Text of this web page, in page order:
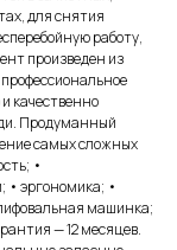
для снятия
работу,
произведен из
качественно
Продуманный
самых сложных
•
• эргономика; •
машинка;
— 12 месяцев.